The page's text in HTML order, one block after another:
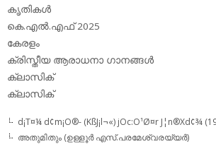
കൃതികള്‍
കെ.എല്‍.എഫ് 2025
കേരളം
ക്രിസ്തീയ ആരാധനാ ഗാനങ്ങള്‍
ക്ലാസിക്‌
ക്ലാസിക്
d¡T¤¼ d¢m¡O®- (KßJ¡l¬«) jOc:O¹Ø¤r J¦n®Xd¢¾
അതുമിതും (ഉള്ളൂര്‍ എസ്.പരമേശ്വരയ്യര്‍)